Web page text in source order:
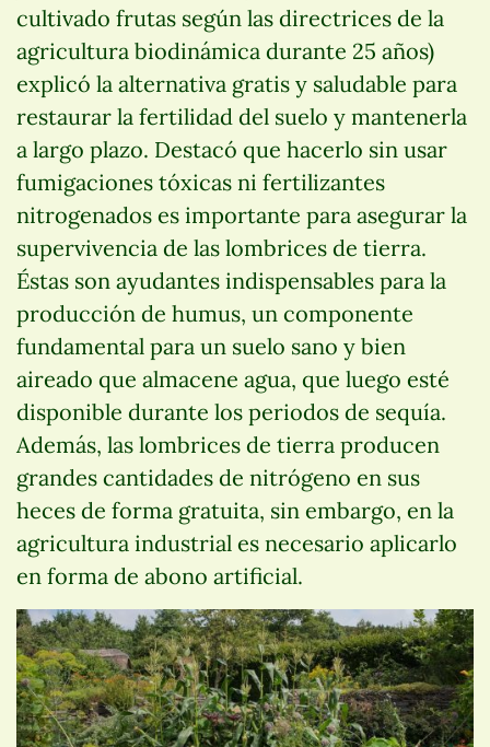
cultivado frutas según las directrices de la
agricultura biodinámica durante 25 años)
explicó la alternativa gratis y saludable para
restaurar la fertilidad del suelo y mantenerla
a largo plazo. Destacó que hacerlo sin usar
fumigaciones tóxicas ni fertilizantes
nitrogenados es importante para asegurar la
supervivencia de las lombrices de tierra.
Éstas son ayudantes indispensables para la
producción de humus, un componente
fundamental para un suelo sano y bien
aireado que almacene agua, que luego esté
disponible durante los periodos de sequía.
Además, las lombrices de tierra producen
grandes cantidades de nitrógeno en sus
heces de forma gratuita, sin embargo, en la
agricultura industrial es necesario aplicarlo
en forma de abono artificial.